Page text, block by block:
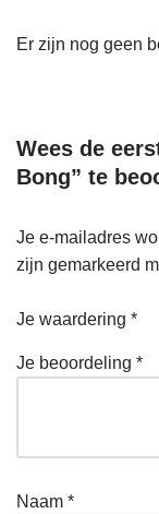
Er zijn nog geen
Wees de
Bong” te
Je e-mailadres
zijn gemarkeerd
Je waardering *
Je beoordeling *
Naam *